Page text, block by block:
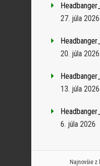
27. júla 2026
20. júla 2026
13. júla 2026
6. júla 2026
Najnovšie z